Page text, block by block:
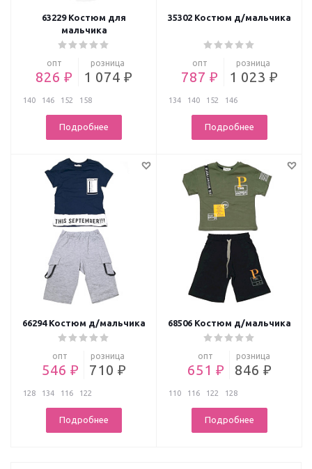
63229 Костюм для
мальчика
опт
826 ₽
розница
1 074 ₽
140 146 152 158
Подробнее
35302 Костюм д/мальчика
опт
787 ₽
розница
1 023 ₽
134 140 152 146
Подробнее
66294 Костюм д/мальчика
опт
546 ₽
розница
710 ₽
128 134 116 122
Подробнее
68506 Костюм д/мальчика
опт
651 ₽
розница
846 ₽
110 116 122 128
Подробнее